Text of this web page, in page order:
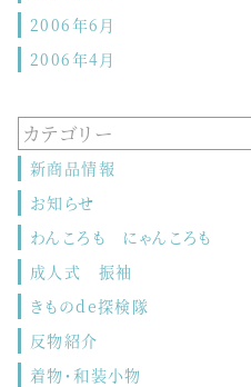
2006年6月
2006年4月
カテゴリー
新商品情報
お知らせ
わんころも にゃんころも
成人式 振袖
きものde探検隊
反物紹介
着物・和装小物